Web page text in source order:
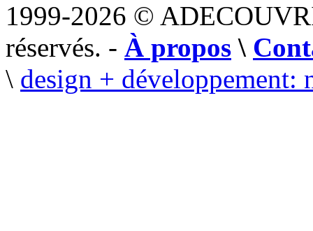
1999-2026 ©
réservés. - À propos \
\ design + développement: